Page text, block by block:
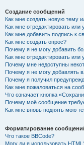
Создание сообщений
Как мне создать новую тему
Как мне отредактировать или
Как мне добавить подпись к
Как мне создать опрос?
Почему я не могу добавить
Как мне отредактировать или
Почему мне недоступны
Почему я не могу добавлять
Почему я получил
Как мне пожаловаться на
Что означает кнопка
Почему моё сообщение
Как мне вновь поднять мою
Форматирование
Что такое BBCode?
Могу ли я использовать